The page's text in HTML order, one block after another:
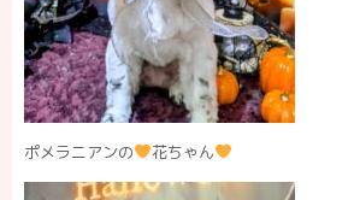
ポメラニアンの 花ちゃん